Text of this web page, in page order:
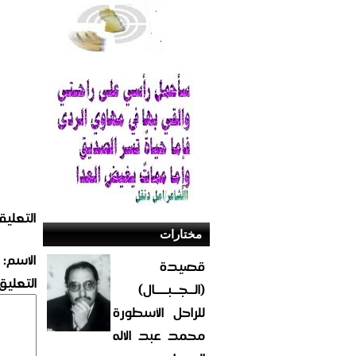
مختارات
قصيدة
(الــجــبــــال)
للراحل الأسطورة
محمد عبد الاله
الاسم: